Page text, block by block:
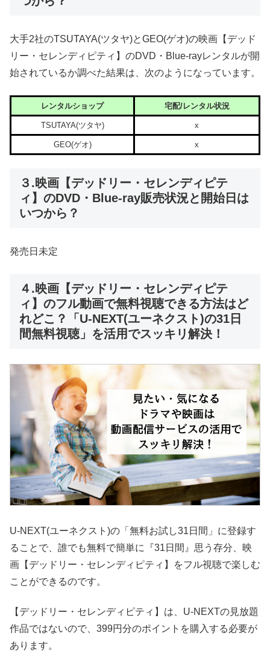
大手2社のTSUTAYA(ツタヤ)とGEO(ゲオ)の映画【デッド
リー・セレンディピティ】のDVD・Blue-rayレンタルが開
始されているか調べた結果は、次のようになっています。
レンタルショップ 宅配/レンタル状況
TSUTAYA(ツタヤ) x
GEO(ゲオ) x
３.映画【デッドリー・セレンディピテ
ィ】のDVD・Blue-ray販売状況と開始日は
いつから？
発売日未定
４.映画【デッドリー・セレンディピテ
ィ】のフル動画で無料視聴できる方法はど
れどこ？「U-NEXT(ユーネクスト)の31日
間無料視聴」を活用でスッキリ解決！
U-NEXT(ユーネクスト)の「無料お試し31日間」に登録す
ることで、誰でも無料で簡単に『31日間』思う存分、映
画【デッドリー・セレンディピティ】をフル視聴で楽しむ
ことができるのです。
【デッドリー・セレンディピティ】は、U-NEXTの見放題
作品ではないので、399円分のポイントを購入する必要が
あります。